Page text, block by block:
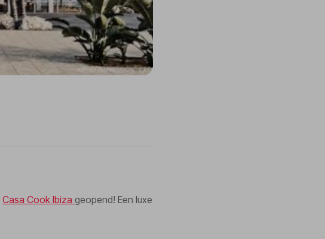
Casa Cook Ibiza geopend! Een luxe